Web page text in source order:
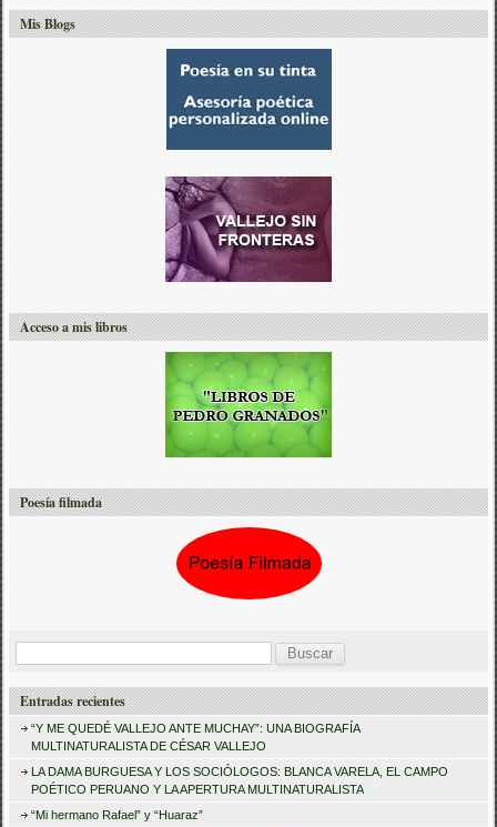
Mis Blogs
Acceso a mis libros
Poesía filmada
s
a
Entradas recientes
“Y ME QUEDÉ VALLEJO ANTE MUCHAY”: UNA BIOGRAFÍA
MULTINATURALISTA DE CÉSAR VALLEJO
LA DAMA BURGUESA Y LOS SOCIÓLOGOS: BLANCA VARELA, EL CAMPO
POÉTICO PERUANO Y LA APERTURA MULTINATURALISTA
“Mi hermano Rafael” y “Huaraz”